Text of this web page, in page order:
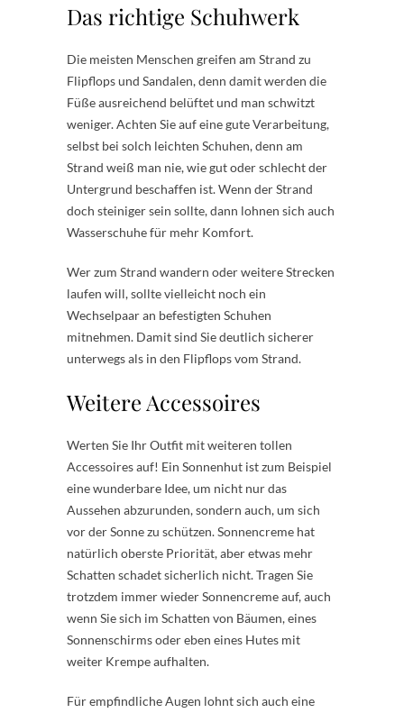
Das richtige Schuhwerk
Die meisten Menschen greifen am Strand zu
Flipflops und Sandalen, denn damit werden die
Füße ausreichend belüftet und man schwitzt
weniger. Achten Sie auf eine gute Verarbeitung,
selbst bei solch leichten Schuhen, denn am
Strand weiß man nie, wie gut oder schlecht der
Untergrund beschaffen ist. Wenn der Strand
doch steiniger sein sollte, dann lohnen sich auch
Wasserschuhe für mehr Komfort.
Wer zum Strand wandern oder weitere Strecken
laufen will, sollte vielleicht noch ein
Wechselpaar an befestigten Schuhen
mitnehmen. Damit sind Sie deutlich sicherer
unterwegs als in den Flipflops vom Strand.
Weitere Accessoires
Werten Sie Ihr Outfit mit weiteren tollen
Accessoires auf! Ein Sonnenhut ist zum Beispiel
eine wunderbare Idee, um nicht nur das
Aussehen abzurunden, sondern auch, um sich
vor der Sonne zu schützen. Sonnencreme hat
natürlich oberste Priorität, aber etwas mehr
Schatten schadet sicherlich nicht. Tragen Sie
trotzdem immer wieder Sonnencreme auf, auch
wenn Sie sich im Schatten von Bäumen, eines
Sonnenschirms oder eben eines Hutes mit
weiter Krempe aufhalten.
Für empfindliche Augen lohnt sich auch eine